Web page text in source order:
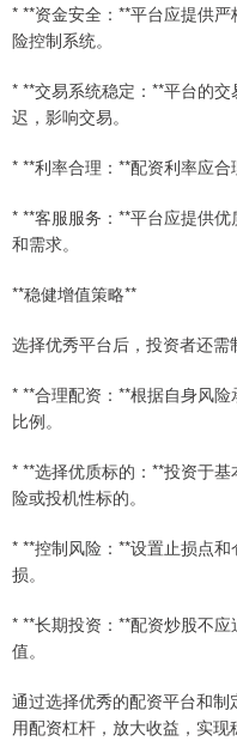
* **资金安全：**平台应提供
险控制系统。
* **交易系统稳定：**平台的
迟，影响交易。
* **利率合理：**配资利率应合
* **客服服务：**平台应提供
和需求。
**稳健增值策略**
选择优秀平台后，投资者还需
* **合理配资：**根据自身风
比例。
* **选择优质标的：**投资于
险或投机性标的。
* **控制风险：**设置止损点
损。
* **长期投资：**配资炒股不
值。
通过选择优秀的配资平台和
用配资杠杆，放大收益，实现